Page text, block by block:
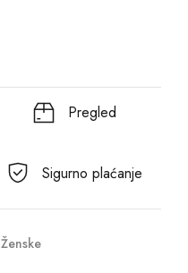
Pregled
Sigurno plaćanje
Ženske